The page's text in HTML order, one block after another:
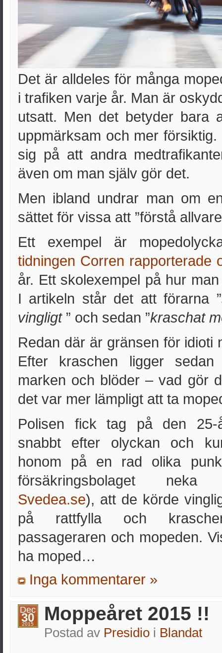
Det är alldeles för många
i trafiken varje år. Man är
utsatt. Men det betyder bara
uppmärksam och mer
sig på att andra
även om man själv gör det.
Men ibland undrar man om
sättet för vissa att ”förstå
Ett exempel är
tidningen Corren rapporterade
år. Ett skolexempel på hur
I artikeln står det att förarna ”
vingligt” och sedan ”kraschat
Redan där är gränsen för idioti
Efter kraschen ligger
marken och blöder – vad gör
det var mer lämpligt att ta
Polisen fick tag på den 25-
snabbt efter olyckan och
honom på en rad olika
försäkringsbolaget
Svedea.se), att de körde
på rattfylla och
passageraren och mopeden.
ha moped…
Inga kommentarer »
Dec
30
2015 Moppeåret 2015 !!
Postad av Presidioi Blandat